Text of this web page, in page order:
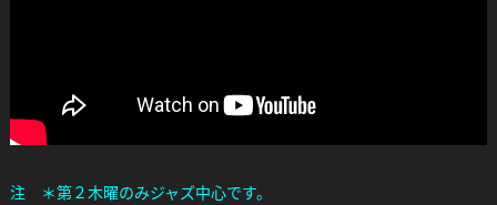
注 ＊第２木曜のみジャズ中心です。